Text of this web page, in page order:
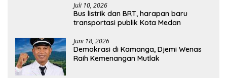
Juli 10, 2026
Bus listrik dan BRT, harapan baru
transportasi publik Kota Medan
Juni 18, 2026
Demokrasi di Kamanga, Djemi Wenas
Raih Kemenangan Mutlak